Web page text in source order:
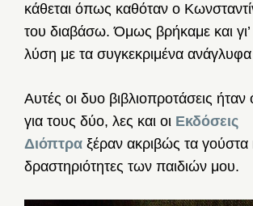
κάθεται όπως καθόταν ο
του διαβάσω. Όμως βρήκαμε και γι’
λύση με τα συγκεκριμένα ανάγλυφα
Αυτές οι δυο βιβλιοπροτάσεις ήταν
για τους δύο, λες και οι Εκδόσεις
Διόπτραξέραν ακριβώς τα γούστα
δραστηριότητες των παιδιών μου.